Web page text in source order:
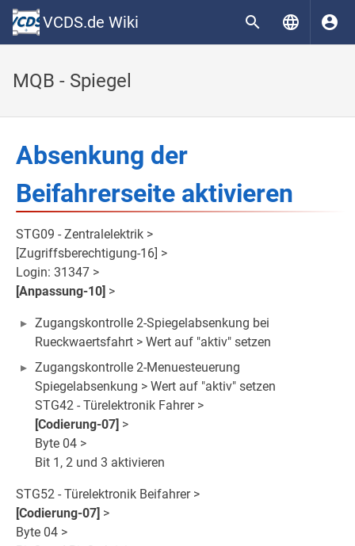
VCDS.de Wiki
MQB - Spiegel
Absenkung der
Beifahrerseite aktivieren
STG09 - Zentralelektrik >
[Zugriffsberechtigung-16] >
Login: 31347 >
[Anpassung-10] >
Zugangskontrolle 2-Spiegelabsenkung bei
Rueckwaertsfahrt > Wert auf "aktiv" setzen
Zugangskontrolle 2-Menuesteuerung
Spiegelabsenkung > Wert auf "aktiv" setzen
STG42 - Türelektronik Fahrer >
[Codierung-07] >
Byte 04 >
Bit 1, 2 und 3 aktivieren
STG52 - Türelektronik Beifahrer >
[Codierung-07] >
Byte 04 >